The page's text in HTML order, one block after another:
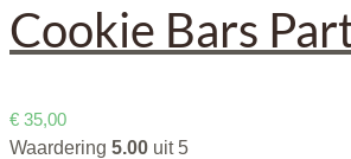
Cookie Bars
€ 35,00
Waardering 5.00 uit 5